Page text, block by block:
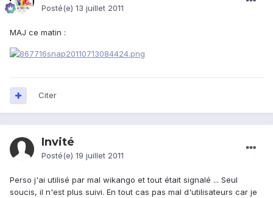
Posté(e) 13 juillet 2011
MAJ ce matin :
Citer
Invité
Posté(e) 19 juillet 2011
Perso j'ai utilisé par mal wikango et tout était signalé ... Seul
soucis, il n'est plus suivi. En tout cas pas mal d'utilisateurs car je